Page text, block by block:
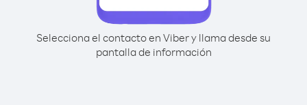
Selecciona el contacto en Viber y llama desde su
pantalla de información